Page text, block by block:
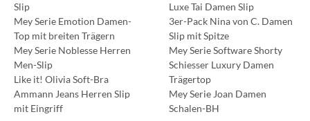
Slip
Mey Serie Emotion Damen-
Top mit breiten Trägern
Mey Serie Noblesse Herren
Men-Slip
Like it! Olivia Soft-Bra
Ammann Jeans Herren Slip
mit Eingriff
Luxe Tai Damen Slip
3er-Pack Nina von C. Damen
Slip mit Spitze
Mey Serie Software Shorty
Schiesser Luxury Damen
Trägertop
Mey Serie Joan Damen
Schalen-BH